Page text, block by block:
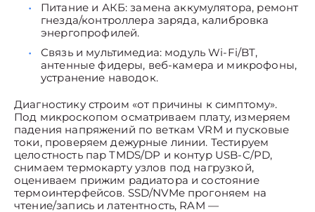
Питание и АКБ: замена аккумулятора, ремонт
гнезда/контроллера заряда, калибровка
энергопрофилей.
Связь и мультимедиа: модуль Wi-Fi/BT,
антенные фидеры, веб-камера и микрофоны,
устранение наводок.
Диагностику строим «от причины к симптому».
Под микроскопом осматриваем плату, измеряем
падения напряжений по веткам VRM и пусковые
токи, проверяем дежурные линии. Тестируем
целостность пар TMDS/DP и контур USB-C/PD,
снимаем термокарту узлов под нагрузкой,
оцениваем прижим радиатора и состояние
термоинтерфейсов. SSD/NVMe прогоняем на
чтение/запись и латентность, RAM —